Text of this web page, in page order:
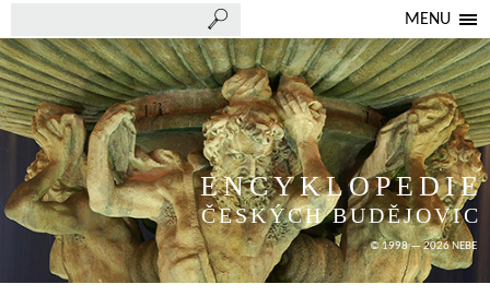
MENU
ENCYKLOPEDIE
ČESKÝCH BUDĚJOVIC
© 1998 — 2026 NEBE